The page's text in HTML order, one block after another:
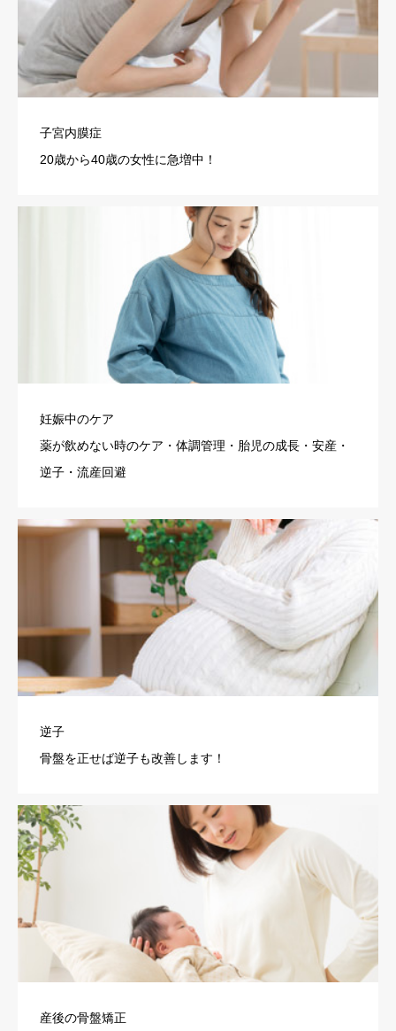
子宮内膜症
20歳から40歳の女性に急増中！
妊娠中のケア
薬が飲めない時のケア・体調管理・胎児の成長・安産・
逆子・流産回避
逆子
骨盤を正せば逆子も改善します！
産後の骨盤矯正